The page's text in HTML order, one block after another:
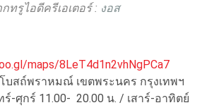
ทรูไอดีครีเอเตอร์ : งอส
maps/8LeT4d1n2vhNgPCa7
บสถ์พราหมณ์ เขตพระนคร กรุงเทพฯ
ร์-ศุกร์ 11.00- 20.00 น. / เสาร์-อาทิตย์